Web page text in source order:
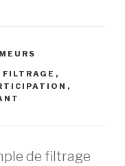
FILTRAGE ,
,
de filtrage